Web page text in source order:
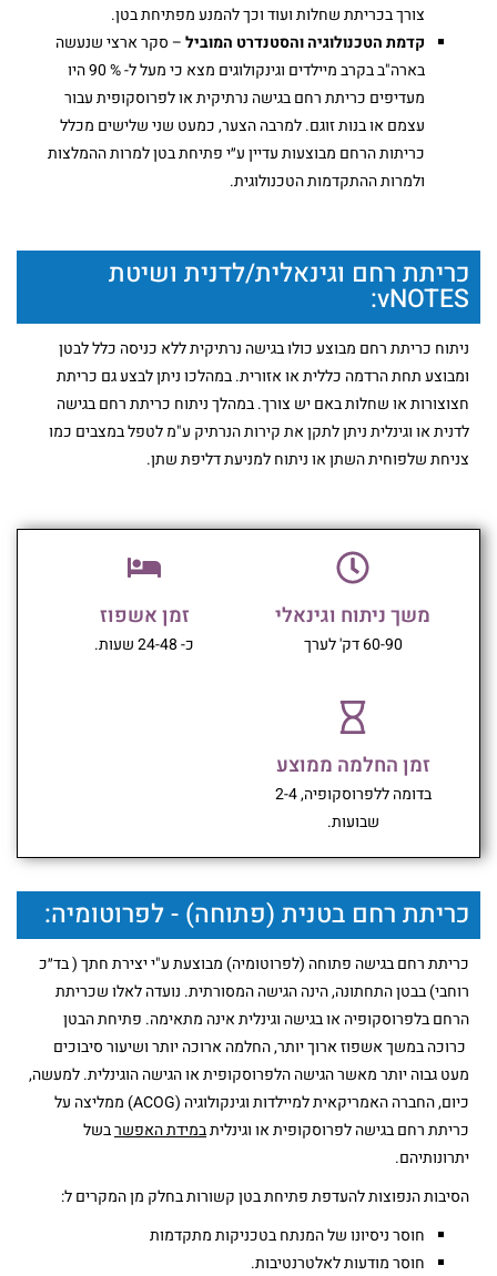
צורך בכריתת שחלות ועוד וכך להמנע מפתיחת בטן.
קדמת הטכנולוגיה והסטנדרט המוביל– סקר ארצי שנעשה
בארה"ב בקרב מיילדים וגינקולוגים מצא כי מעל ל- % 90 היו
מעדיפים כריתת רחם בגישה נרתיקית או לפרוסקופית עבור
עצמם או בנות זוגם. למרבה הצער, כמעט שני שלישים מכלל
כריתות הרחם מבוצעות עדיין ע״י פתיחת בטן למרות ההמלצות
ולמרות ההתקדמות הטכנולוגית.
כריתת רחם וגינאלית/לדנית ושיטת
vNOTES:
ניתוח כריתת רחם מבוצע כולו בגישה נרתיקית ללא כניסה כלל לבטן
ומבוצע תחת הרדמה כללית או אזורית. במהלכו ניתן לבצע גם כריתת
חצוצורות או שחלות באם יש צורך. במהלך ניתוח כריתת רחם בגישה
לדנית או וגינלית ניתן לתקן את קירות הנרתיק ע"מ לטפל במצבים כמו
צניחת שלפוחית השתן או ניתוח למניעת דליפת שתן.
משך ניתוח וגינאלי
60-90 דק' לערך
זמן אשפוז
כ- 24-48 שעות.
זמן החלמה ממוצע
בדומה ללפרוסקופיה, 2-4
שבועות.
כריתת רחם בטנית (פתוחה) - לפרוטומיה:
כריתת רחם בגישה פתוחה (לפרוטומיה) מבוצעת ע"י יצירת חתך ( בד״כ
רוחבי) בבטן התחתונה, הינה הגישה המסורתית. נועדה לאלו שכריתת
הרחם בלפרוסקופיה או בגישה וגינלית אינה מתאימה. פתיחת הבטן
כרוכה במשך אשפוז ארוך יותר, החלמה ארוכה יותר ושיעור סיבוכים
מעט גבוה יותר מאשר הגישה הלפרוסקופית או הגישה הוגינלית. למעשה,
כיום, החברה האמריקאית למיילדות וגינקולוגיה (ACOG) ממליצה על
כריתת רחם בגישה לפרוסקופית או וגינליתבמידת האפשרבשל
יתרונותיהם.
הסיבות הנפוצות להעדפת פתיחת בטן קשורות בחלק מן המקרים ל:
חוסר ניסיונו של המנתח בטכניקות מתקדמות
חוסר מודעות לאלטרנטיבות.